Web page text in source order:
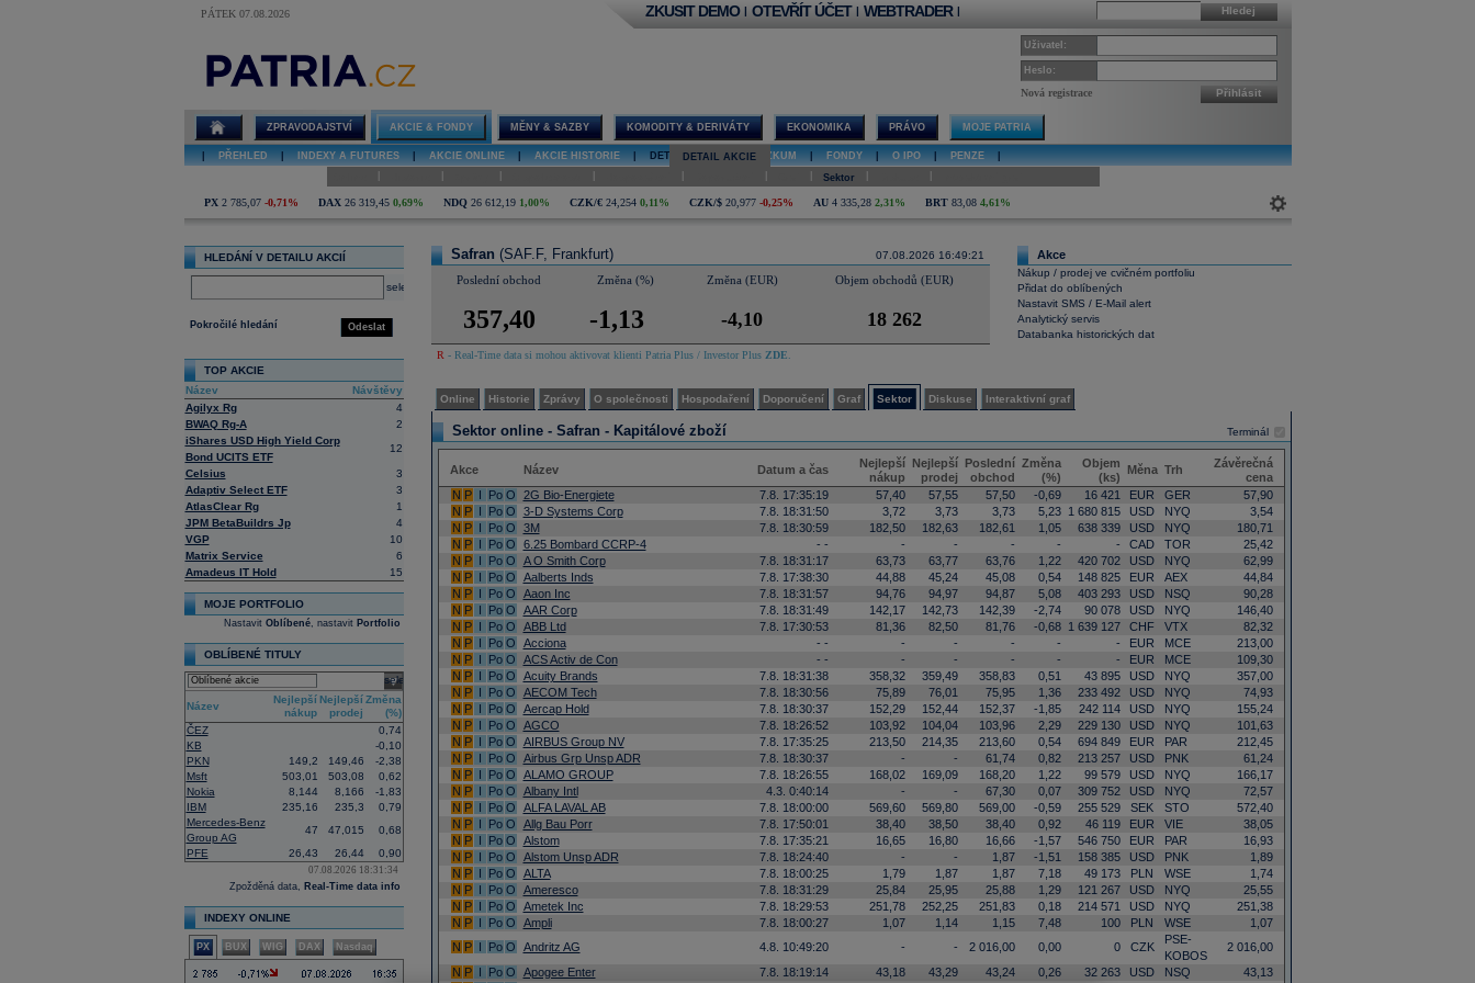
PÁTEK 07.08.2026
Safran online
Hledej
ZKUSIT DEMO | OTEVŘÍT ÚČET | WEBTRADER |
Uživatel:
Heslo:
Nová registrace Přihlásit
ZPRAVODAJSTVÍ AKCIE & FONDY MĚNY & SAZBY KOMODITY & DERIVÁTY EKONOMIKA PRÁVO MOJE PATRIA
PŘEHLED INDEXY A FUTURES AKCIE ONLINE AKCIE HISTORIE DETAIL AKCIE | VÝZKUM FONDY O IPO PENZE
DETAIL AKCIE
Sektor
PX 2 785,07 -0,71% DAX 26 319,45 0,69% NDQ 26 612,19 1,00% CZK/€ 24,254 0,11% CZK/$ 20,977 -0,25% AU 4 335,28 2,31% BRT 83,08 4,61%
HLEDÁNÍ V DETAILU AKCIÍ
select
Odeslat
Pokročilé hledání
TOP AKCIE
Název
Návštěvy
Agilyx Rg
4
BWAQ Rg-A
2
iShares USD High Yield Corp
Bond UCITS ETF
12
Celsius
3
Adaptiv Select ETF
3
AtlasClear Rg
1
JPM BetaBuildrs Jp
4
VGP
10
Matrix Service
6
Amadeus IT Hold
15
MOJE PORTFOLIO
Nastavit Oblíbené, nastavit Portfolio
OBLÍBENÉ TITULY
select
Název
Nejlepší
nákup
Nejlepší
prodej
Změna
(%)
ČEZ
0,74
KB
-0,10
PKN
149,2 149,46
-2,38
Msft
503,01 503,08
0,62
Nokia
8,144 8,166
-1,83
IBM
235,16 235,3
0,79
Mercedes-Benz
Group AG
47 47,015
0,68
PFE
26,43 26,44 0,90
07.08.2026 18:31:34
Zpožděná data, Real-Time data info
INDEXY ONLINE
PX BUX WIG DAX Nasdaq
07.08.2026 16:49:21
Safran (SAF.F, Frankfurt)
Poslední obchod Změna (%) Změna (EUR) Objem obchodů (EUR)
357,40 -1,13 -4,10 18 262
R - Real-Time data si mohou aktivovat klienti Patria Plus / Investor Plus ZDE
Akce
Nákup / prodej ve cvičném portfoliu
Přidat do oblíbených
Nastavit SMS / E-Mail alert
Analytický servis
Databanka historických dat
Online Historie Zprávy O společnosti Hospodaření Doporučení Graf Sektor Diskuse Interaktivní graf
Terminál
Sektor online - Safran - Kapitálové zboží
Akce Název Datum a čas
Nejlepší
nákup
Nejlepší
prodej
Poslední
obchod
Změna
(%)
Objem
(ks)
Měna Trh
Závěrečná
cena
N P I Po O 2G Bio-Energiete 7.8. 17:35:19 57,40 57,55 57,50 -0,69 16 421 EUR GER
57,90
N P I Po O 3-D Systems Corp 7.8. 18:31:50 3,72 3,73 3,73 5,23 1 680 815 USD NYQ
3,54
N P I Po O 3M 7.8. 18:30:59 182,50 182,63 182,61 1,05 638 339 USD NYQ
180,71
N P I Po O 6.25 Bombard CCRP-4 - - - - - - - CAD TOR
25,42
N P I Po O A O Smith Corp 7.8. 18:31:17 63,73 63,77 63,76 1,22 420 702 USD NYQ
62,99
N P I Po O Aalberts Inds 7.8. 17:38:30 44,88 45,24 45,08 0,54 148 825 EUR AEX
44,84
N P I Po O Aaon Inc 7.8. 18:31:57 94,76 94,97 94,87 5,08 403 293 USD NSQ
90,28
N P I Po O AAR Corp 7.8. 18:31:49 142,17 142,73 142,39 -2,74 90 078 USD NYQ
146,40
N P I Po O ABB Ltd 7.8. 17:30:53 81,36 82,50 81,76 -0,68 1 639 127 CHF VTX
82,32
N P I Po O Acciona - - - - - - - EUR MCE
213,00
N P I Po O ACS Activ de Con - - - - - - - EUR MCE
109,30
N P I Po O Acuity Brands 7.8. 18:31:38 358,32 359,49 358,83 0,51 43 895 USD NYQ
357,00
N P I Po O AECOM Tech 7.8. 18:30:56 75,89 76,01 75,95 1,36 233 492 USD NYQ
74,93
N P I Po O Aercap Hold 7.8. 18:30:37 152,29 152,44 152,37 -1,85 242 114 USD NYQ
155,24
N P I Po O AGCO 7.8. 18:26:52 103,92 104,04 103,96 2,29 229 130 USD NYQ
101,63
N P I Po O AIRBUS Group NV 7.8. 17:35:25 213,50 214,35 213,60 0,54 694 849 EUR PAR
212,45
N P I Po O Airbus Grp Unsp ADR 7.8. 18:30:37 - - 61,74 0,82 213 257 USD PNK
61,24
N P I Po O ALAMO GROUP 7.8. 18:26:55 168,02 169,09 168,20 1,22 99 579 USD NYQ
166,17
N P I Po O Albany Intl 4.3. 0:40:14 - - 67,30 0,07 309 752 USD NYQ
72,57
N P I Po O ALFA LAVAL AB 7.8. 18:00:00 569,60 569,80 569,00 -0,59 255 529 SEK STO
572,40
N P I Po O Allg Bau Porr 7.8. 17:50:01 38,40 38,50 38,40 0,92 46 119 EUR VIE
38,05
N P I Po O Alstom 7.8. 17:35:21 16,65 16,80 16,66 -1,57 546 750 EUR PAR
16,93
N P I Po O Alstom Unsp ADR 7.8. 18:24:40 - - 1,87 -1,51 158 385 USD PNK
1,89
N P I Po O ALTA 7.8. 18:00:25 1,79 1,87 1,87 7,18 49 173 PLN WSE
1,74
N P I Po O Ameresco 7.8. 18:31:29 25,84 25,95 25,88 1,29 121 267 USD NYQ
25,55
N P I Po O Ametek Inc 7.8. 18:29:53 251,78 252,25 251,83 0,18 214 571 USD NYQ
251,38
N P I Po O Ampli 7.8. 18:00:27 1,07 1,14 1,15 7,48 100 PLN WSE
1,07
N P I Po O Andritz AG 4.8. 10:49:20 - - 2 016,00 0,00 0 CZK
PSE-
KOBOS
2 016,00
N P I Po O Apogee Enter 7.8. 18:19:14 43,18 43,29 43,24 0,26 32 263 USD NSQ
43,13